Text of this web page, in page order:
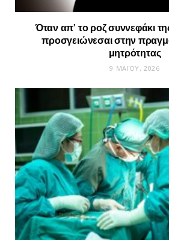
Όταν απ’ το ροζ συννεφάκι
προσγειώνεσαι στην
μητρότητας
9 ΜΑΪ́ΟΥ, 2026